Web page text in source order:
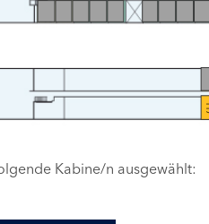
Kabine/n ausgewählt: